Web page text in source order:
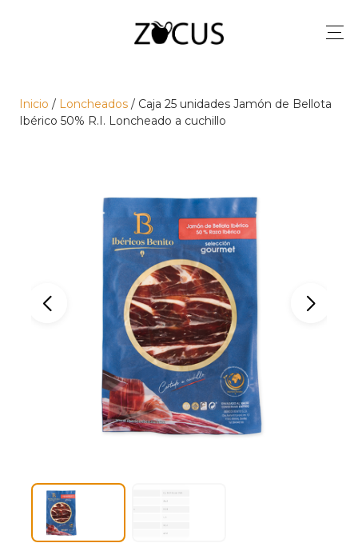
Inicio / Loncheados / Caja 25 unidades Jamón de Bellota
Ibérico 50% R.I. Loncheado a cuchillo